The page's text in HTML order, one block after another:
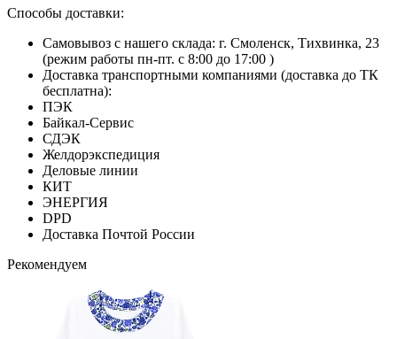
Способы доставки:
Самовывоз с нашего склада: г. Смоленск, Тихвинка, 23
(режим работы пн-пт. с 8:00 до 17:00 )
Доставка транспортными компаниями (доставка до ТК
бесплатна):
ПЭК
Байкал-Сервис
СДЭК
Желдорэкспедиция
Деловые линии
КИТ
ЭНЕРГИЯ
DPD
Доставка Почтой России
Рекомендуем